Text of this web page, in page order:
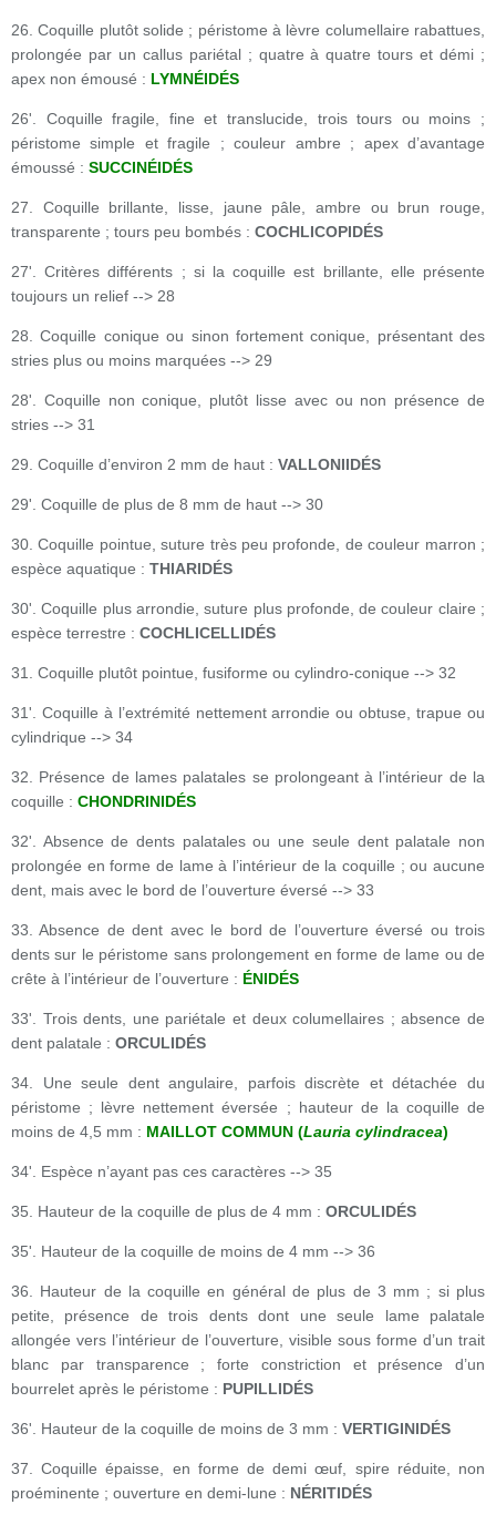
26. Coquille plutôt solide ; péristome à lèvre columellaire rabattues,
prolongée par un callus pariétal ; quatre à quatre tours et démi ;
apex non émousé : LYMNÉIDÉS
26'. Coquille fragile, fine et translucide, trois tours ou moins ;
péristome simple et fragile ; couleur ambre ; apex d’avantage
émoussé : SUCCINÉIDÉS
27. Coquille brillante, lisse, jaune pâle, ambre ou brun rouge,
transparente ; tours peu bombés : COCHLICOPIDÉS
27'. Critères différents ; si la coquille est brillante, elle présente
toujours un relief --> 28
28. Coquille conique ou sinon fortement conique, présentant des
stries plus ou moins marquées --> 29
28'. Coquille non conique, plutôt lisse avec ou non présence de
stries --> 31
29. Coquille d’environ 2 mm de haut : VALLONIIDÉS
29'. Coquille de plus de 8 mm de haut --> 30
30. Coquille pointue, suture très peu profonde, de couleur marron ;
espèce aquatique : THIARIDÉS
30'. Coquille plus arrondie, suture plus profonde, de couleur claire ;
espèce terrestre : COCHLICELLIDÉS
31. Coquille plutôt pointue, fusiforme ou cylindro-conique --> 32
31'. Coquille à l’extrémité nettement arrondie ou obtuse, trapue ou
cylindrique --> 34
32. Présence de lames palatales se prolongeant à l’intérieur de la
coquille : CHONDRINIDÉS
32'. Absence de dents palatales ou une seule dent palatale non
prolongée en forme de lame à l’intérieur de la coquille ; ou aucune
dent, mais avec le bord de l’ouverture éversé --> 33
33. Absence de dent avec le bord de l’ouverture éversé ou trois
dents sur le péristome sans prolongement en forme de lame ou de
crête à l’intérieur de l’ouverture : ÉNIDÉS
33'. Trois dents, une pariétale et deux columellaires ; absence de
dent palatale : ORCULIDÉS
34. Une seule dent angulaire, parfois discrète et détachée du
péristome ; lèvre nettement éversée ; hauteur de la coquille de
moins de 4,5 mm : MAILLOT COMMUN (Lauria cylindracea)
34'. Espèce n’ayant pas ces caractères --> 35
35. Hauteur de la coquille de plus de 4 mm : ORCULIDÉS
35'. Hauteur de la coquille de moins de 4 mm --> 36
36. Hauteur de la coquille en général de plus de 3 mm ; si plus
petite, présence de trois dents dont une seule lame palatale
allongée vers l’intérieur de l’ouverture, visible sous forme d’un trait
blanc par transparence ; forte constriction et présence d’un
bourrelet après le péristome : PUPILLIDÉS
36'. Hauteur de la coquille de moins de 3 mm : VERTIGINIDÉS
37. Coquille épaisse, en forme de demi œuf, spire réduite, non
proéminente ; ouverture en demi-lune : NÉRITIDÉS